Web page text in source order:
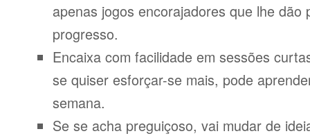
apenas jogos encorajadores que lhe dão
progresso.
Encaixa com facilidade em sessões
se quiser esforçar-se mais, pode
semana.
Se se acha preguiçoso, vai mudar de